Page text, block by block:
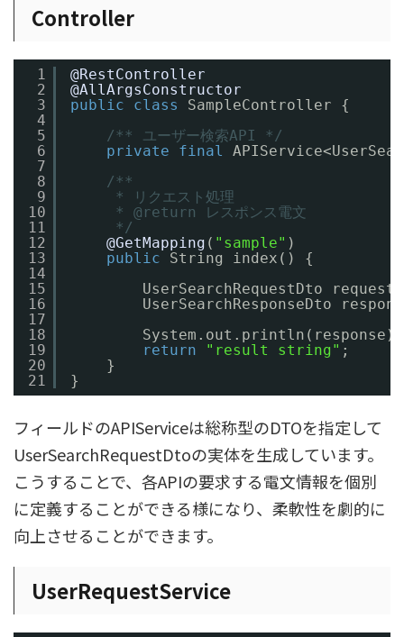
Controller
1
2
3
4
5
6
7
8
9
10
11
12
13
14
15
16
17
18
19
20
21
@RestController
@AllArgsConstructor
public
class
SampleController {
/** ユーザー検索API */
private
final
/**
* リクエスト処理
* @return レスポンス電文
*/
@GetMapping ( "sample" )
public
String index() {
UserSearchRequestDto
UserSearchResponseDto
System.out.println(response);
return
"result string" ;
}
}
フィールドのAPIServiceは総称型のDTOを指定して
UserSearchRequestDtoの実体を生成しています。
こうすることで、各APIの要求する電文情報を個別
に定義することができる様になり、柔軟性を劇的に
向上させることができます。
UserRequestService